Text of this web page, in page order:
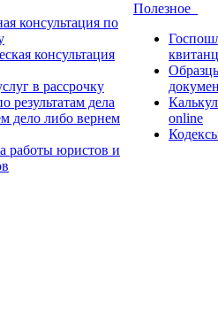
консультация по
консультация
в рассрочку
результатам дела
дело либо вернем
работы юристов и
Полезное
online